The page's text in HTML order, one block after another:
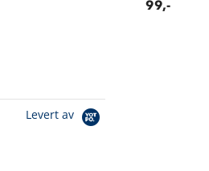
99,-
Levert av